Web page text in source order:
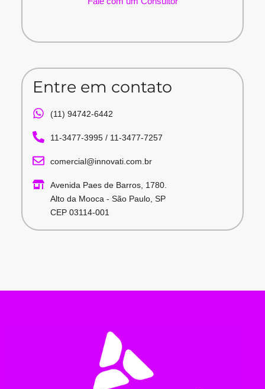
Entre em contato
(11) 94742-6442
11-3477-3995 / 11-3477-7257
comercial@innovati.com.br
Avenida Paes de Barros, 1780.
Alto da Mooca - São Paulo, SP
CEP 03114-001